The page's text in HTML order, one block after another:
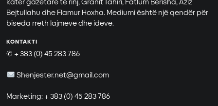
katër gazetarë të rinj, Granit Tahiri, Fatlum Berisha, Aziz
Bejtullahu dhe Flamur Hoxha. Mediumi është një qendër për
biseda rreth lajmeve dhe ideve.
KONTAKTI
✆ + 383 (0) 45 283 786
Shenjester.net@gmail.com
Marketing: + 383 (0) 45 283 786